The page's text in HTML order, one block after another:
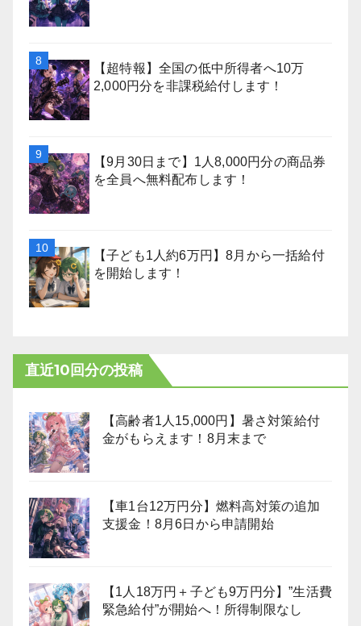
【超特報】全国の低中所得者へ10万
2,000円分を非課税給付します！
【9月30日まで】1人8,000円分の商品券
を全員へ無料配布します！
【子ども1人約6万円】8月から一括給付
を開始します！
直近10回分の投稿
【高齢者1人15,000円】暑さ対策給付
金がもらえます！8月末まで
【車1台12万円分】燃料高対策の追加
支援金！8月6日から申請開始
【1人18万円＋子ども9万円分】”生活費
緊急給付”が開始へ！所得制限なし